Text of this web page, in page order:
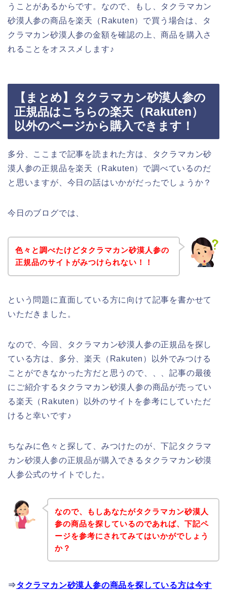
うことがあるからです。なので、もし、タクラマカン
砂漠人参の商品を楽天（Rakuten）で買う場合は、タ
クラマカン砂漠人参の金額を確認の上、商品を購入さ
れることをオススメします♪
【まとめ】タクラマカン砂漠人参の
正規品はこちらの楽天（Rakuten）
以外のページから購入できます！
多分、ここまで記事を読まれた方は、タクラマカン砂
漠人参の正規品を楽天（Rakuten）で調べているのだ
と思いますが、今日の話はいかがだったでしょうか？
今日のブログでは、
色々と調べたけどタクラマカン砂漠人参の
正規品のサイトがみつけられない！！
という問題に直面している方に向けて記事を書かせて
いただきました。
なので、今回、タクラマカン砂漠人参の正規品を探し
ている方は、多分、楽天（Rakuten）以外でみつける
ことができなかった方だと思うので、、、記事の最後
にご紹介するタクラマカン砂漠人参の商品が売ってい
る楽天（Rakuten）以外のサイトを参考にしていただ
けると幸いです♪
ちなみに色々と探して、みつけたのが、下記タクラマ
カン砂漠人参の正規品が購入できるタクラマカン砂漠
人参公式のサイトでした。
なので、もしあなたがタクラマカン砂漠人
参の商品を探しているのであれば、下記ペ
ージを参考にされてみてはいかがでしょう
か？
⇒タクラマカン砂漠人参の商品を探している方は今す